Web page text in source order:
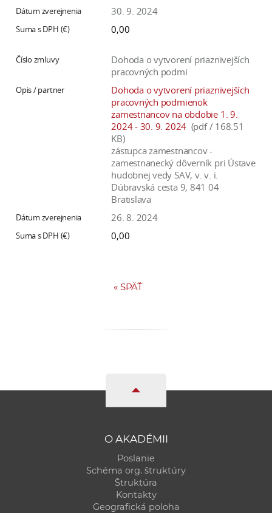
30. 9. 2024
0,00
Dohoda o vytvorení priaznivejších
pracovných podmi
Dohoda o vytvorení priaznivejších
pracovných podmienok
zamestnancov na obdobie 1. 9.
2024 - 30. 9. 2024 (pdf / 168.51
KB)
zástupca zamestnancov -
zamestnanecký dôverník pri Ústave
hudobnej vedy SAV, v. v. i.
Dúbravská cesta 9, 841 04
Bratislava
26. 8. 2024
0,00
«SPÄŤ
O AKADÉMII
Poslanie
Schéma org. štruktúry
Štruktúra
Kontakty
Geografická poloha